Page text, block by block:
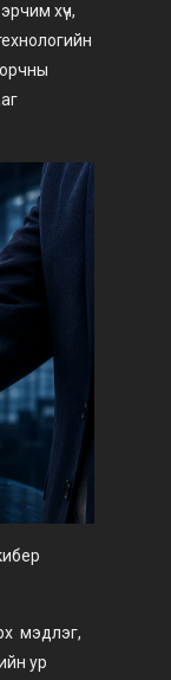
хүч,
мэдлэг,
ур